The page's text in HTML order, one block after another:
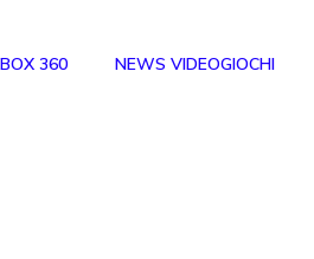
360 NEWS VIDEOGIOCHI